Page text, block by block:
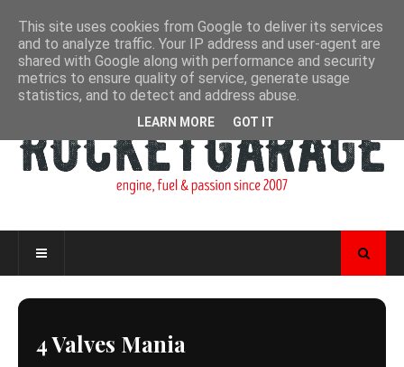
4 Valves Mania
This site uses cookies from Google to deliver its services
and to analyze traffic. Your IP address and user-agent are
shared with Google along with performance and security
metrics to ensure quality of service, generate usage
statistics, and to detect and address abuse.
LEARN MORE GOT IT